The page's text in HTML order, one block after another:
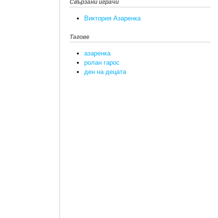
Свързани играчи
Виктория Азаренка
Тагове
азаренка
ролан гарос
ден на децата